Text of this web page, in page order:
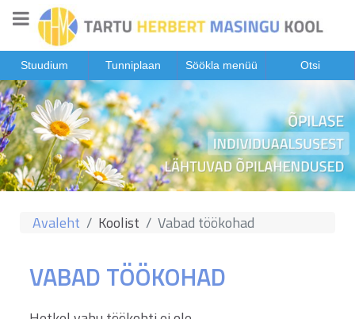
Stuudium Tunniplaan Söökla menüü Otsi
Avaleht Koolist Vabad töökohad
VABAD TÖÖKOHAD